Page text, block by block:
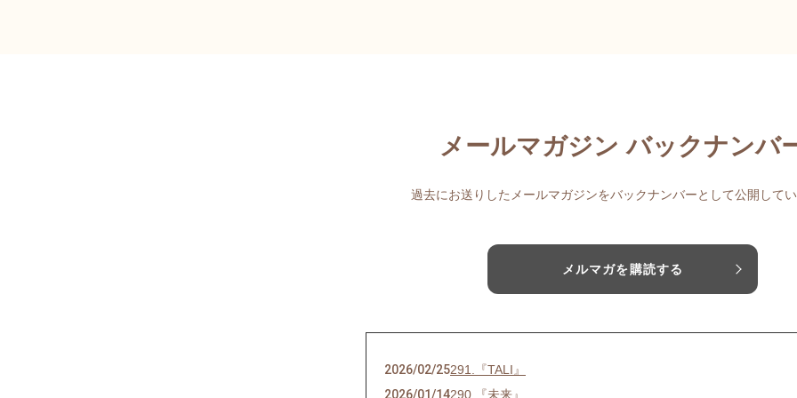
メールマガジン バックナンバ
過去にお送りしたメールマガジンをバックナンバーとして公開してい
メルマガを購読する
2026/02/25291.『TALI』
2026/01/14290.『未来』